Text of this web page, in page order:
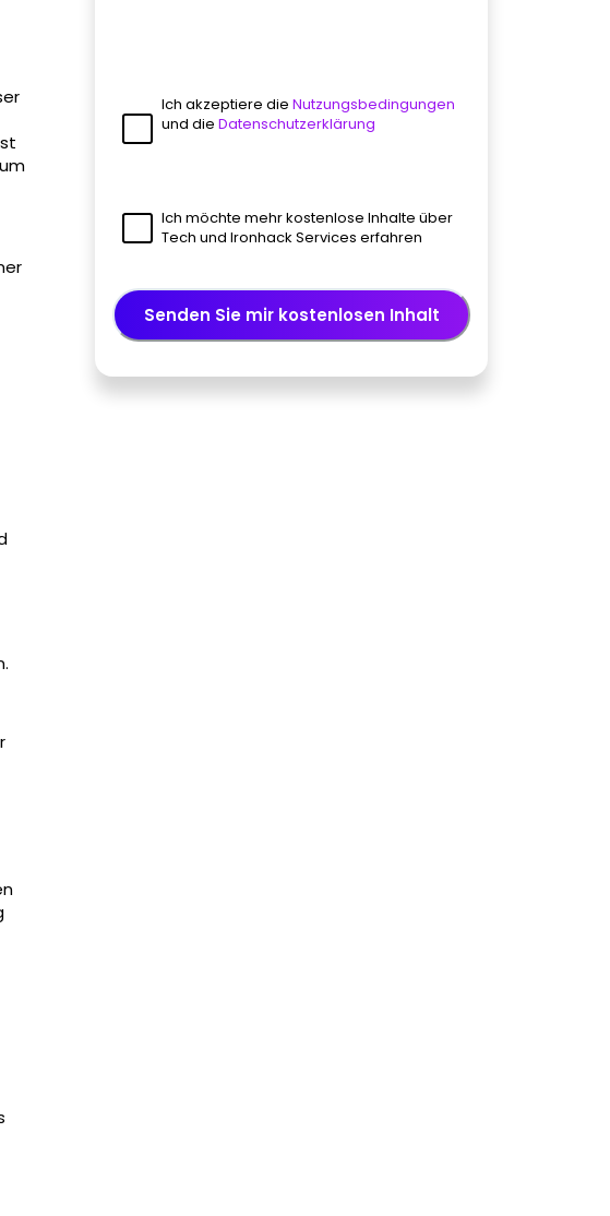
Ich akzeptiere die Nutzungsbedingungen
und die Datenschutzerklärung
Ich möchte mehr kostenlose Inhalte über
Tech und Ironhack Services erfahren
Senden Sie mir kostenlosen Inhalt